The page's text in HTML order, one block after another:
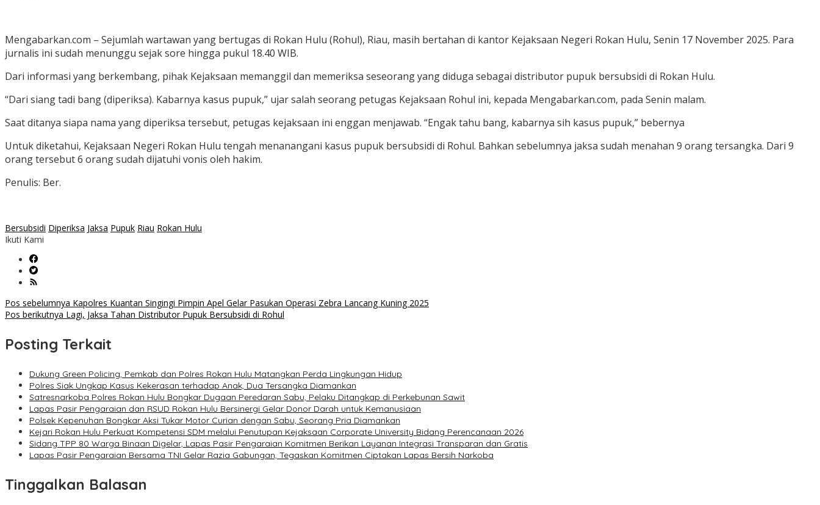
Mengabarkan.com – Sejumlah wartawan yang bertugas di Rokan Hulu (Rohul), Riau, masih bertahan di kantor Kejaksaan Negeri Rokan Hulu, Senin 17 November 2025. Para
jurnalis ini sudah menunggu sejak sore hingga pukul 18.40 WIB.
Dari informasi yang berkembang, pihak Kejaksaan memanggil dan memeriksa seseorang yang diduga sebagai distributor pupuk bersubsidi di Rokan Hulu.
“Dari siang tadi bang (diperiksa). Kabarnya kasus pupuk,” ujar salah seorang petugas Kejaksaan Rohul ini, kepada Mengabarkan.com, pada Senin malam.
Saat ditanya siapa nama yang diperiksa tersebut, petugas kejaksaan ini enggan menjawab. “Engak tahu bang, kabarnya sih kasus pupuk,” bebernya
Untuk diketahui, Kejaksaan Negeri Rokan Hulu tengah menanangani kasus pupuk bersubsidi di Rohul. Bahkan sebelumnya jaksa sudah menahan 9 orang tersangka. Dari 9
orang tersebut 6 orang sudah dijatuhi vonis oleh hakim.
Penulis: Ber.
Bersubsidi Diperiksa Jaksa Pupuk Riau Rokan Hulu
Ikuti Kami
Navigasi
Pos sebelumnya Kapolres Kuantan Singingi Pimpin Apel Gelar Pasukan Operasi Zebra Lancang Kuning 2025
Pos berikutnya Lagi, Jaksa Tahan Distributor Pupuk Bersubsidi di Rohul
Posting Terkait
Dukung Green Policing, Pemkab dan Polres Rokan Hulu Matangkan Perda Lingkungan Hidup
Polres Siak Ungkap Kasus Kekerasan terhadap Anak, Dua Tersangka Diamankan
Satresnarkoba Polres Rokan Hulu Bongkar Dugaan Peredaran Sabu, Pelaku Ditangkap di Perkebunan Sawit
Lapas Pasir Pengaraian dan RSUD Rokan Hulu Bersinergi Gelar Donor Darah untuk Kemanusiaan
Polsek Kepenuhan Bongkar Aksi Tukar Motor Curian dengan Sabu, Seorang Pria Diamankan
Kejari Rokan Hulu Perkuat Kompetensi SDM melalui Penutupan Kejaksaan Corporate University Bidang Perencanaan 2026
Sidang TPP 80 Warga Binaan Digelar, Lapas Pasir Pengaraian Komitmen Berikan Layanan Integrasi Transparan dan Gratis
Lapas Pasir Pengaraian Bersama TNI Gelar Razia Gabungan, Tegaskan Komitmen Ciptakan Lapas Bersih Narkoba
Tinggalkan Balasan